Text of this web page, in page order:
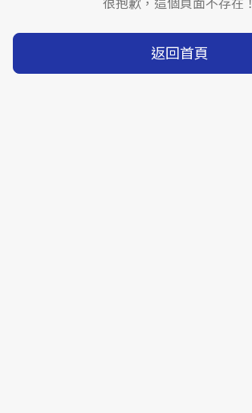
很抱歉，這個頁面不存在！
返回首頁